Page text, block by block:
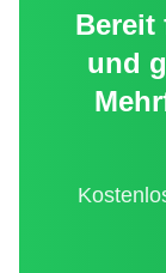
Bereit
und